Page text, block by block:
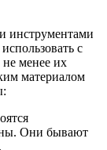
инструментами
с
менее их
материалом
Они бывают